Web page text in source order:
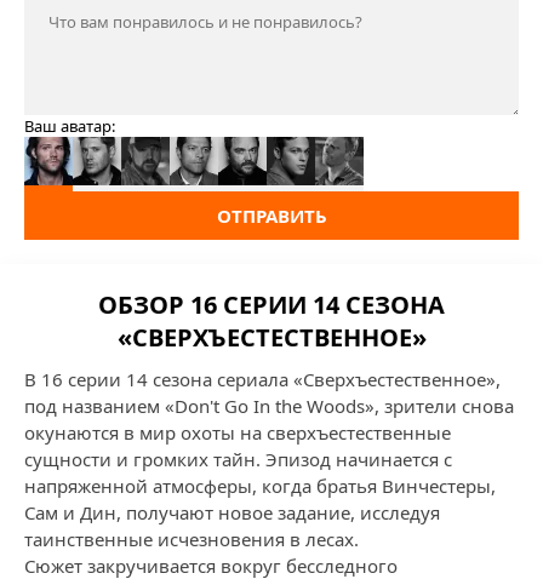
Ваш аватар:
ОТПРАВИТЬ
ОБЗОР 16 СЕРИИ 14 СЕЗОНА
«СВЕРХЪЕСТЕСТВЕННОЕ»
В 16 серии 14 сезона сериала «Сверхъестественное»,
под названием «Don't Go In the Woods», зрители снова
окунаются в мир охоты на сверхъестественные
сущности и громких тайн. Эпизод начинается с
напряженной атмосферы, когда братья Винчестеры,
Сам и Дин, получают новое задание, исследуя
таинственные исчезновения в лесах.
Сюжет закручивается вокруг бесследного